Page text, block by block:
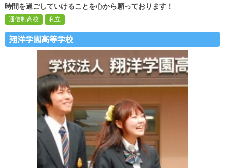
時間を過ごしていけることを心から願っております！
翔洋学園高等学校
通信制高校 私立